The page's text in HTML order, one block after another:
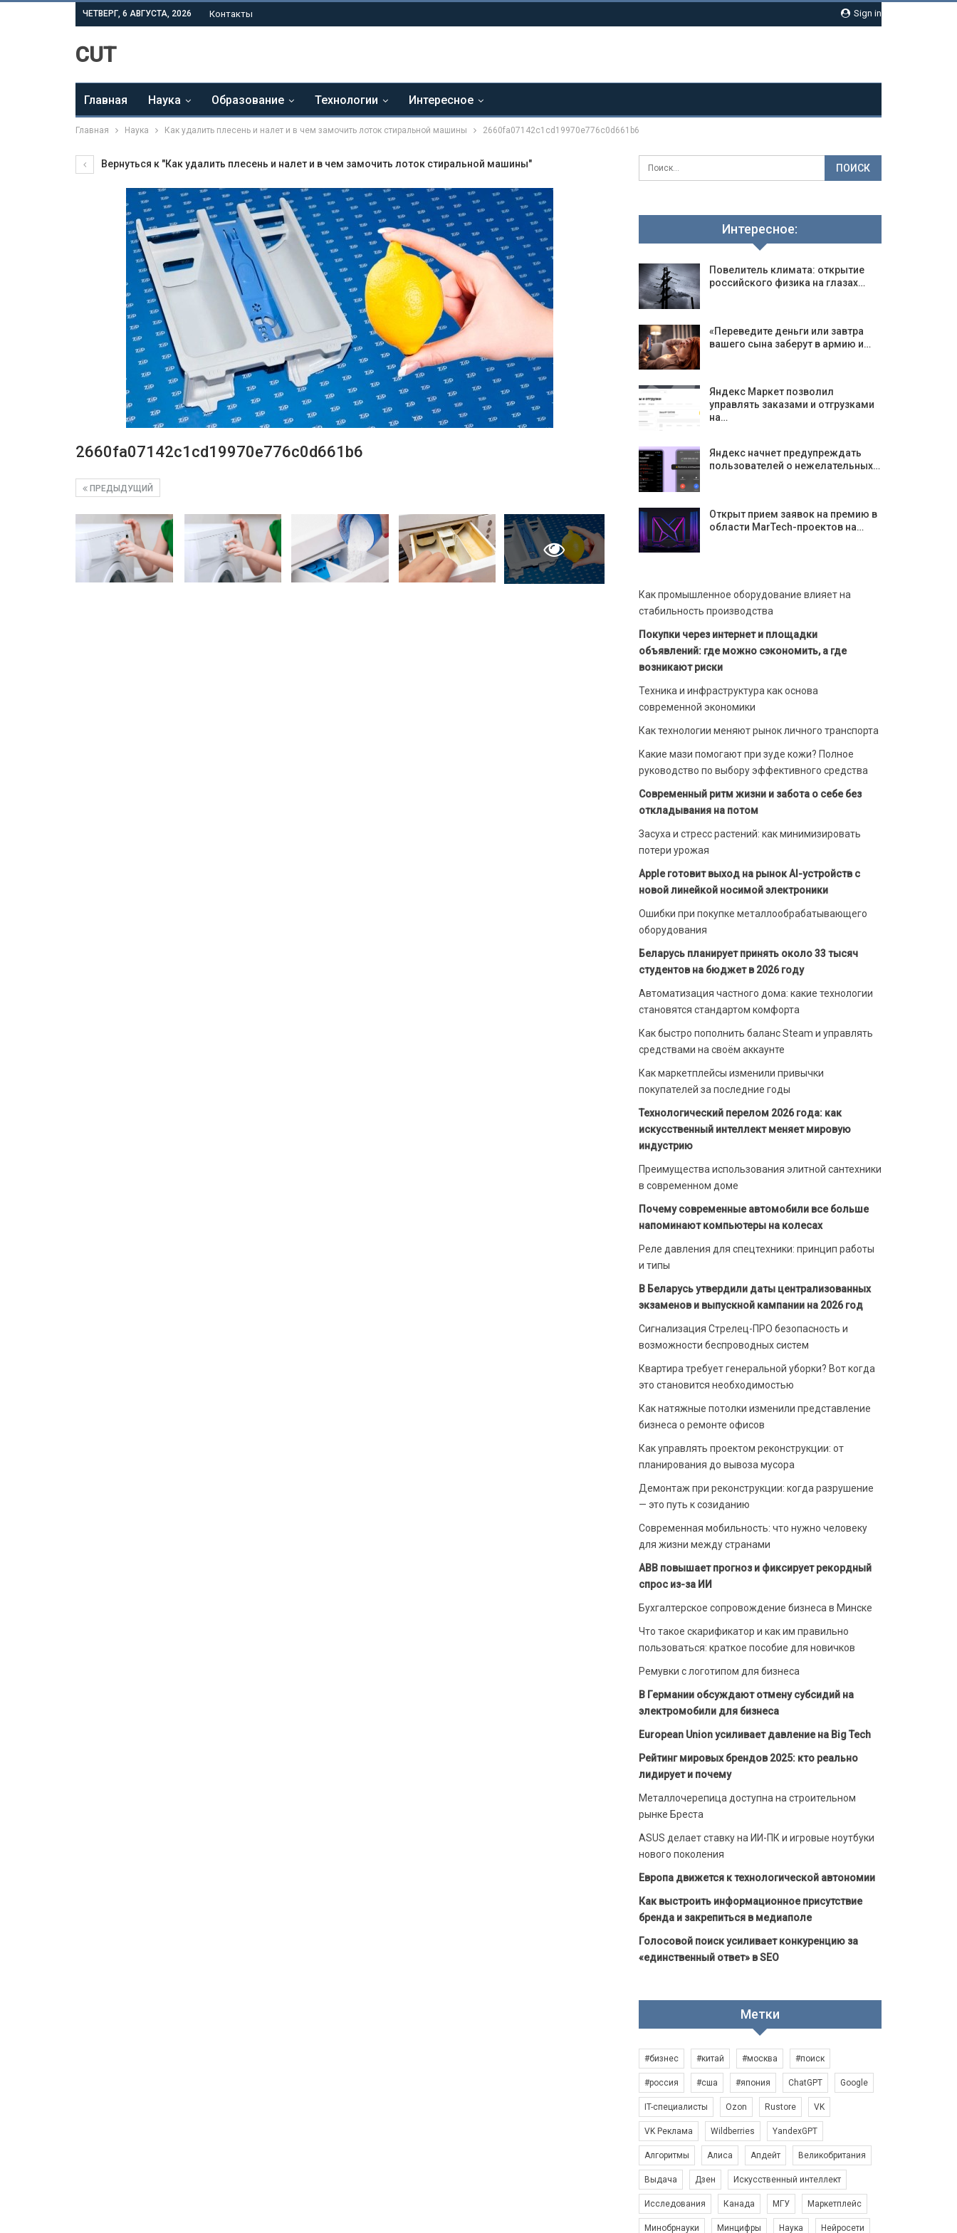
Sign in
ЧЕТВЕРГ, 6 АВГУСТА, 2026 Контакты
CUT
Главная Наука Образование Технологии Интересное
Главная Наука Как удалить плесень и налет и в чем замочить лоток стиральной машины 2660fa07142c1cd19970e776c0d661b6
Вернуться к "Как удалить плесень и налет и в чем замочить лоток стиральной машины"
2660fa07142c1cd19970e776c0d661b6
ПРЕДЫДУЩИЙ
Интересное:
Повелитель климата: открытие
российского физика на глазах…
«Переведите деньги или завтра
вашего сына заберут в армию и…
Яндекс Маркет позволил
управлять заказами и отгрузками
на…
Яндекс начнет предупреждать
пользователей о нежелательных…
Открыт прием заявок на премию в
области MarTech-проектов на…
Как промышленное оборудование влияет на
стабильность производства
Покупки через интернет и площадки
объявлений: где можно сэкономить, а где
возникают риски
Техника и инфраструктура как основа
современной экономики
Как технологии меняют рынок личного транспорта
Какие мази помогают при зуде кожи? Полное
руководство по выбору эффективного средства
Современный ритм жизни и забота о себе без
откладывания на потом
Засуха и стресс растений: как минимизировать
потери урожая
Apple готовит выход на рынок AI-устройств с
новой линейкой носимой электроники
Ошибки при покупке металлообрабатывающего
оборудования
Беларусь планирует принять около 33 тысяч
студентов на бюджет в 2026 году
Автоматизация частного дома: какие технологии
становятся стандартом комфорта
Как быстро пополнить баланс Steam и управлять
средствами на своём аккаунте
Как маркетплейсы изменили привычки
покупателей за последние годы
Технологический перелом 2026 года: как
искусственный интеллект меняет мировую
индустрию
Преимущества использования элитной сантехники
в современном доме
Почему современные автомобили все больше
напоминают компьютеры на колесах
Реле давления для спецтехники: принцип работы
и типы
В Беларусь утвердили даты централизованных
экзаменов и выпускной кампании на 2026 год
Сигнализация Стрелец-ПРО безопасность и
возможности беспроводных систем
Квартира требует генеральной уборки? Вот когда
это становится необходимостью
Как натяжные потолки изменили представление
бизнеса о ремонте офисов
Как управлять проектом реконструкции: от
планирования до вывоза мусора
Демонтаж при реконструкции: когда разрушение
— это путь к созиданию
Современная мобильность: что нужно человеку
для жизни между странами
ABB повышает прогноз и фиксирует рекордный
спрос из-за ИИ
Бухгалтерское сопровождение бизнеса в Минске
Что такое скарификатор и как им правильно
пользоваться: краткое пособие для новичков
Ремувки с логотипом для бизнеса
В Германии обсуждают отмену субсидий на
электромобили для бизнеса
European Union усиливает давление на Big Tech
Рейтинг мировых брендов 2025: кто реально
лидирует и почему
Металлочерепица доступна на строительном
рынке Бреста
ASUS делает ставку на ИИ-ПК и игровые ноутбуки
нового поколения
Европа движется к технологической автономии
Как выстроить информационное присутствие
бренда и закрепиться в медиаполе
Голосовой поиск усиливает конкуренцию за
«единственный ответ» в SEO
Метки
#бизнес #китай #москва #поиск
#россия #сша #япония ChatGPT Google
IT-специалисты Ozon Rustore VK
VK Реклама Wildberries YandexGPT
Алгоритмы Алиса Апдейт Великобритания
Выдача Дзен Искусственный интеллект
Исследования Канада МГУ Маркетплейс
Минобрнауки Минцифры Наука Нейросети